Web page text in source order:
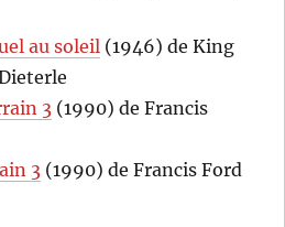
au soleil (1946) de King
3 (1990) de Francis
3 (1990) de Francis Ford